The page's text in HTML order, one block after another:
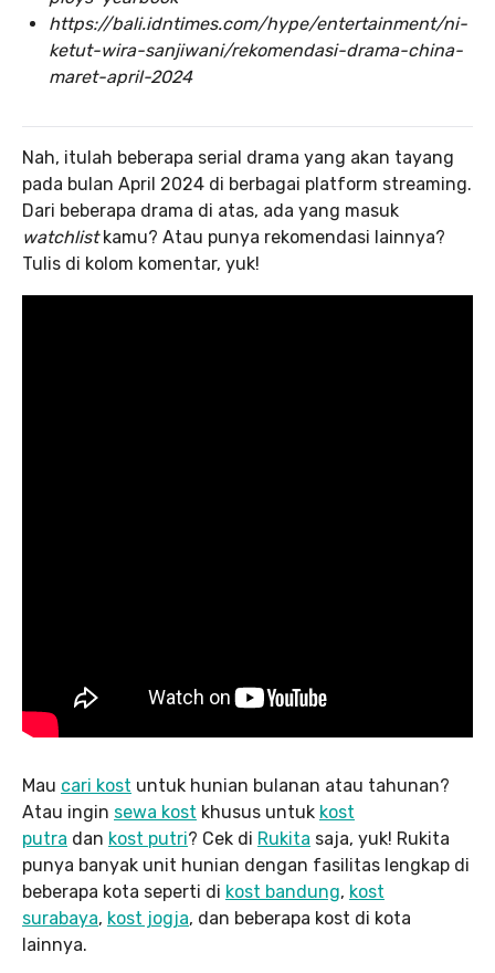
https://bali.idntimes.com/hype/entertainment/ni-
ketut-wira-sanjiwani/rekomendasi-drama-china-
maret-april-2024
Nah, itulah beberapa serial drama yang akan tayang
pada bulan April 2024 di berbagai platform streaming.
Dari beberapa drama di atas, ada yang masuk
watchlistkamu? Atau punya rekomendasi lainnya?
Tulis di kolom komentar, yuk!
Mau cari kost untuk hunian bulanan atau tahunan?
Atau ingin sewa kost khusus untuk kost
putra dan kost putri? Cek di Rukita saja, yuk! Rukita
punya banyak unit hunian dengan fasilitas lengkap di
beberapa kota seperti di kost bandung, kost
surabaya, kost jogja, dan beberapa kost di kota
lainnya.